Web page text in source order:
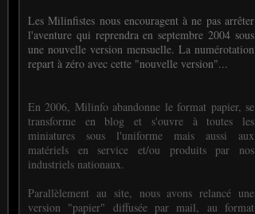
Les Milinfistes nous encouragent à ne pas arrêter
l'aventure qui reprendra en septembre 2004 sous
une nouvelle version mensuelle. La numérotation
repart à zéro avec cette "nouvelle version"...
En 2006, Milinfo abandonne le format papier, se
transforme en blog et s'ouvre à toutes les
miniatures sous l'uniforme mais aussi aux
matériels en service et/ou produits par nos
industriels nationaux.
Parallèlement au site, nous avons relancé une
version "papier" diffusée par mail, au format